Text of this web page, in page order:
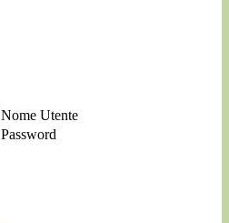
Nome Utente
Password